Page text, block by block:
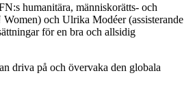
humanitära, människorätts- och
och Ulrika Modéer (assisterande
för en bra och allsidig
driva på och övervaka den globala